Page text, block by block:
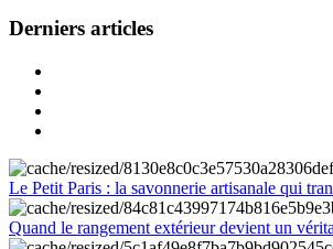
Derniers articles
Le Petit Paris : la savonnerie artisanale qui
Quand le rangement extérieur devient un